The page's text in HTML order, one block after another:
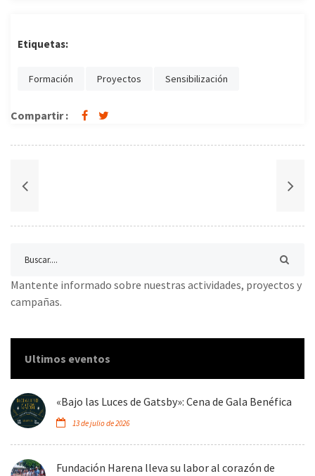
Etiquetas:
Formación Proyectos Sensibilización
Compartir :
Mantente informado sobre nuestras actividades, proyectos y
campañas.
Ultimos eventos
«Bajo las Luces de Gatsby»: Cena de Gala Benéfica
13 de julio de 2026
Fundación Harena lleva su labor al corazón de